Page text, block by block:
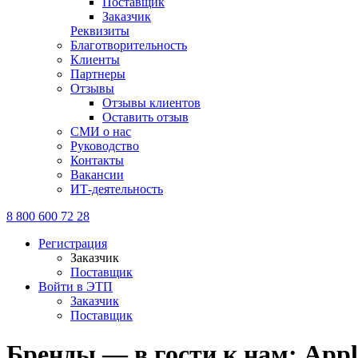
Заказчик
Реквизиты
Благотворительность
Клиенты
Партнеры
Отзывы
Отзывы клиентов
Оставить отзыв
СМИ о нас
Руководство
Контакты
Вакансии
ИТ-деятельность
8 800 600 72 28
Регистрация
Заказчик
Поставщик
Войти в ЭТП
Заказчик
Поставщик